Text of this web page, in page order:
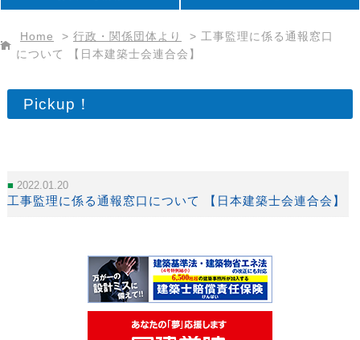
Home > 行政・関係団体より > 工事監理に係る通報窓口
について 【日本建築士会連合会】
Pickup！
2022.01.20
工事監理に係る通報窓口について 【日本建築士会連合会】